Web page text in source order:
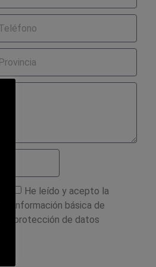
He leído y acepto la
información básica de
protección de datos